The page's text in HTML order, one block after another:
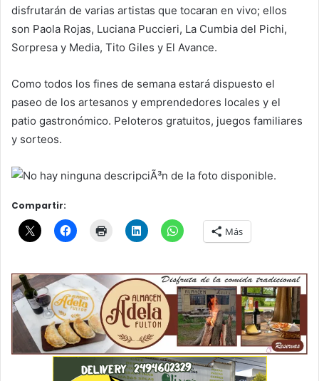
disfrutarán de varias artistas que tocaran en vivo; ellos
son Paola Rojas, Luciana Puccieri, La Cumbia del Pichi,
Sorpresa y Media, Tito Giles y El Avance.
Como todos los fines de semana estará dispuesto el
paseo de los artesanos y emprendedores locales y el
patio gastronómico. Peloteros gratuitos, juegos familiares
y sorteos.
Compartir:
Más